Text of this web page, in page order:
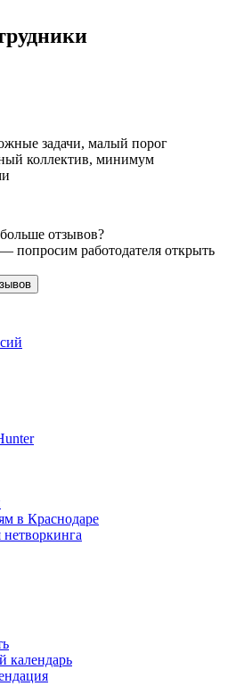
задачи, малый порог
коллектив, минимум
отзывов?
попросим работодателя открыть
в Краснодаре
нетворкинга
календарь